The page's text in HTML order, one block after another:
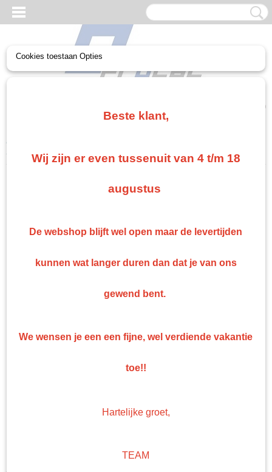
(0)
Home
500ML
Cookies toestaan Opties
Beste klant,
Wij zijn er even tussenuit van 4 t/m 18
augustus
De webshop blijft wel open maar de levertijden
kunnen wat langer duren dan dat je van ons
gewend bent.
We wensen je een een fijne, wel verdiende vakantie
toe!!
Hartelijke groet,
TEAM